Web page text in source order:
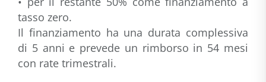
tasso zero.
Il finanziamento ha una durata complessiva
di 5 anni e prevede un rimborso in 54 mesi
con rate trimestrali.